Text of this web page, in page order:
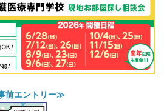
前エントリー≫